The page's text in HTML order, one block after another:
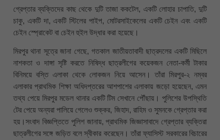
গ্রেপ্তার ব্যক্তিদের কাছ থেকে দুটি তাজা ককটেল, একটি লোহার চাপাতি, দুটি
চাকু, একটি দা, একটি স্টিলের পাইপ, মোটরসাইকেলের একটি চেইন এবং একটি
চেইন স্প্রোকেট বা চেইন হুইল উদ্ধার করা হয়েছে।
মিরপুর থানা সূত্রে জানা গেছে, গতকাল জাতীয়তাবাদী ছাত্রদলের একটি মিছিলে
নাশকতা ও দাঙ্গা সৃষ্টি করতে নিষিদ্ধ ছাত্রলীগের কয়েকজন নেতা-কর্মী টাকার
বিনিময়ে বস্তি এলাকা থেকে লোকজন নিয়ে আসেন। তাঁরা মিরপুর-২ নম্বর
এলাকার প্রাথমিক শিক্ষা অধিদপ্তরের আশপাশের এলাকায় জড়ো হয়েছেন, এমন
তথ্য পেয়ে মিরপুর মডেল থানার একটি টিম সেখানে পৌঁছায়। পুলিশের উপস্থিতি
টের পেয়ে অন্যরা পালিয়ে গেলেও শুক্কর, জিহাদ, রাহিম ও সুমনকে গ্রেপ্তার করা
হয়।সংবাদ বিজ্ঞপ্তিতে পুলিশ জানায়, প্রাথমিক জিজ্ঞাসাবাদে গ্রেপ্তার ব্যক্তিরা
ছাত্রলীগের সঙ্গে জড়িত বলে স্বীকার করেছেন। তাঁরা ফ্যাসিস্ট সরকারের বিচারের